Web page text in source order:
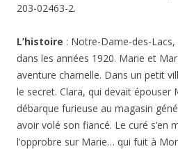
203-02463-2.
L’histoire : Notre-Dame-des-
dans les années 1920. Marie et
aventure charnelle. Dans un petit
le secret. Clara, qui devait épouser
débarque furieuse au magasin
avoir volé son fiancé. Le curé s’en
l’opprobre sur Marie… qui fuit à